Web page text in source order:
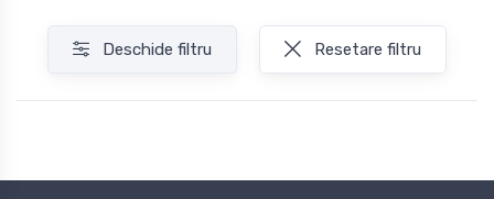
Deschide filtru Resetare filtru